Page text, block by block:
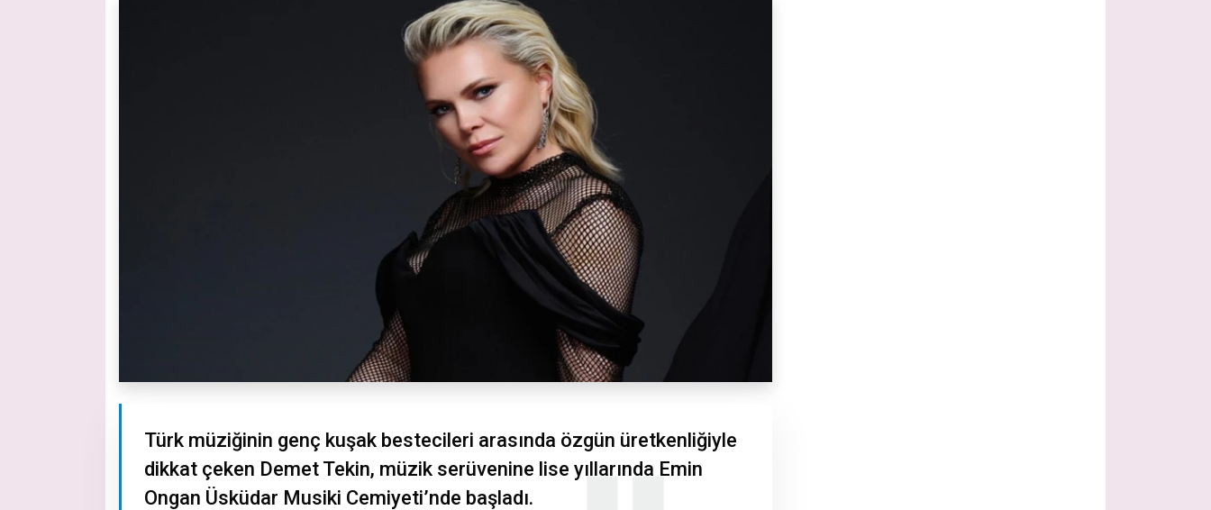
Türk müziğinin genç kuşak bestecileri arasında özgün üretkenliğiyle
dikkat çeken Demet Tekin, müzik serüvenine lise yıllarında Emin
Ongan Üsküdar Musiki Cemiyeti’nde başladı.